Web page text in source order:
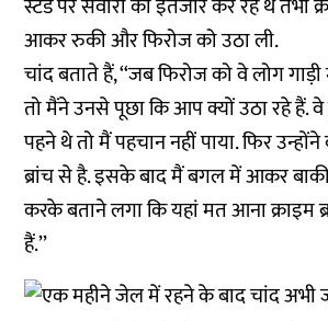
स्टैंड पर सवारी का इंतजार कर रहे थे तभी
आकर रुकी और फिरोज को उठा ली.
चांद बताते हैं, ‘‘जब फिरोज को वे लोग
तो मैंने उनसे पूछा कि आप क्यों उठा रहे हैं.
पहने थे तो मैं पहचान नहीं पाया. फिर उन्होंने
ब्रांच से है. इसके बाद मैं बगल में आकर
करके बताने लगा कि यहां मत आना क्राइम
हैं.’’